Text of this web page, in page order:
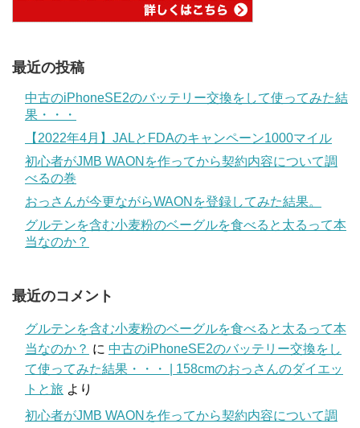
最近の投稿
中古のiPhoneSE2のバッテリー交換をして使ってみた結
果・・・
【2022年4月】JALとFDAのキャンペーン1000マイル
初心者がJMB WAONを作ってから契約内容について調
べるの巻
おっさんが今更ながらWAONを登録してみた結果。
グルテンを含む小麦粉のベーグルを食べると太るって本
当なのか？
最近のコメント
グルテンを含む小麦粉のベーグルを食べると太るって本
当なのか？ に 中古のiPhoneSE2のバッテリー交換をし
て使ってみた結果・・・ | 158cmのおっさんのダイエッ
トと旅 より
初心者がJMB WAONを作ってから契約内容について調